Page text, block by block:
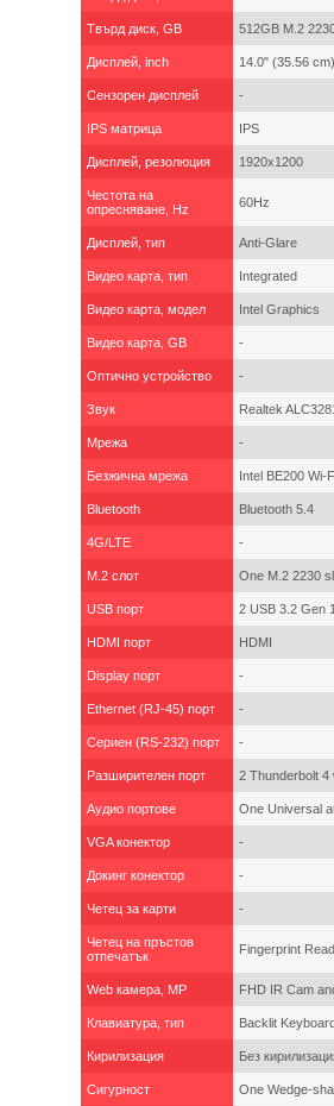
Твърд диск, GB 512GB M.2
Дисплей, inch 14.0" (35.56 cm)
Сензорен дисплей -
IPS матрица IPS
Дисплей, резолюция 1920x1200
Честота на
опресняване, Hz
60Hz
Дисплей, тип Anti-Glare
Видео карта, тип Integrated
Видео карта, модел Intel Graphics
Видео карта, GB -
Оптично устройство -
Звук Realtek
Мрежа -
Безжична мрежа Intel BE200 Wi-
Bluetooth Bluetooth 5.4
4G/LTE -
M.2 слот One M.2 2230
USB порт 2 USB 3.2 Gen
HDMI порт HDMI
Display порт -
Ethernet (RJ-45) порт -
Сериен (RS-232) порт -
Разширителен порт 2 Thunderbolt 4
Аудио портове One Universal
VGA конектор -
Докинг конектор -
Четец за карти -
Четец на пръстов
отпечатък
Fingerprint
Web камера, MP FHD IR Cam
Клавиатура, тип Backlit
Кирилизация Без
Сигурност One Wedge-